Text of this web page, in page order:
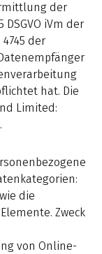
der
iVm der
der
hat. Die
Limited:
.
die
Zweck
von Online-